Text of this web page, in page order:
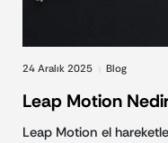
24 Aralık 2025 Blog
Leap Motion
Leap Motion el